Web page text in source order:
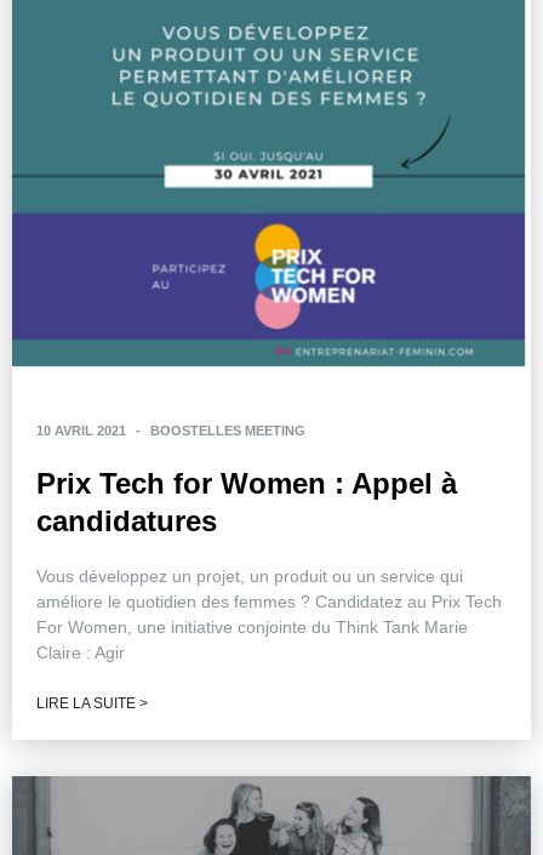
10 AVRIL 2021 - BOOSTELLES MEETING
Prix Tech for Women : Appel à
candidatures
Vous développez un projet, un produit ou un service qui
améliore le quotidien des femmes ? Candidatez au Prix Tech
For Women, une initiative conjointe du Think Tank Marie
Claire : Agir
LIRE LA SUITE >